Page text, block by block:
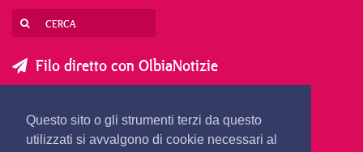
Questo sito o gli strumenti terzi da questo
utilizzati si avvalgono di cookie necessari al
Filo diretto con OlbiaNotizie
SEGNALA UNA NOTIZIA
SEGNALA UN EVENTO